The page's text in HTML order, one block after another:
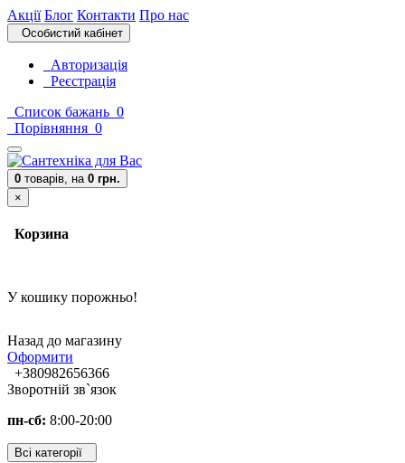
Акції Блог Контакти Про нас
Особистий кабінет
Авторизація
Реєстрація
Список бажань 0
Порівняння 0
0 товарів, на 0 грн.
×
Корзина
У кошику порожньо!
Назад до магазину
Оформити
+380982656366
Зворотній зв`язок
пн-сб: 8:00-20:00
Всі категорії